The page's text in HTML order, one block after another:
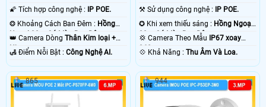
🌠 Tích hợp công nghệ : IP POE.
❂ Khoảng Cách Ban Đêm : Hồng
Ngoại 30m Có Màu Ban Ðêm.
👑 Camera Dòng Thân Kim loại +
Nhựa.
️🛃 Điểm Nỗi Bật : Công Nghệ AI.
⚒ Sử dụng công nghệ : IP POE.
✪ Khi xem thiếu sáng : Hồng Ngoại
30m Có Màu Ban Ðêm.
💢 Camera Theo Mẫu IP67 xoay
360.
️💠 Khả Năng :Thu Âm Và Loa.
865 944